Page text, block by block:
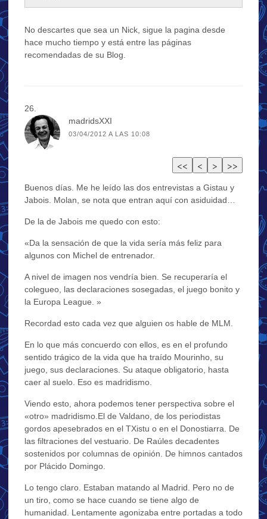
No descartes que sea un Nick, sigue la pagina desde
hace mucho tiempo y está entre las páginas
recomendadas de su Blog.
madridsXXI
03/04/2012 A LAS 10:08
Buenos días. Me he leído las dos entrevistas a Gistau y
Jabois. Molan, se nota que entran aquí con asiduidad…
De la de Jabois me quedo con esto:
«Da la sensación de que la vida sería más feliz para
algunos con Michel de entrenador.
A nivel de imagen nos vendría bien. Se recuperaría el
colegueo, las declaraciones sosegadas, el juego bonito y
la Europa League. »
Recordad esto cada vez que alguien os hable de MLM.
En lo que más concuerdo con ellos, es en el profundo
sentido trágico de la vida que ha traído Mourinho, su
juego, sus declaraciones. Su ataque obligatorio, hasta
caer al suelo. Eso es madridismo.
Viendo esto, ahora podemos tener perspectiva sobre el
«otro» madridismo.El de Valdano, de los periodistas
gordos apesebrados en el TXistu o en el Donostiarra. De
las filtraciones del vestuario. De Raúles decadentes
sostenidos por columnas de opinión. De himnos cantados
por Plácido Domingo.
Lo tengo claro. Estaban matando al Madrid. Pero no de
un tiro, como se hace cuando se tiene algo de
humanidad. Lentamente agonizaba entre portadas a todo